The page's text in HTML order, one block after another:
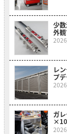
少
外
レ
プデ
ガ
×10